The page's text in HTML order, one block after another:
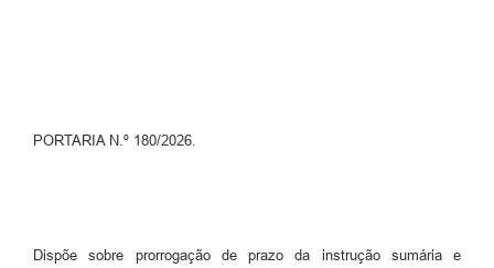
Projetos
PORTARIA N.º 180/2026.
Dispõe sobre prorrogação de prazo da instrução sumária e